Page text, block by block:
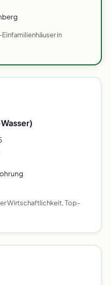
in
Wirtschaftlichkeit, Top-